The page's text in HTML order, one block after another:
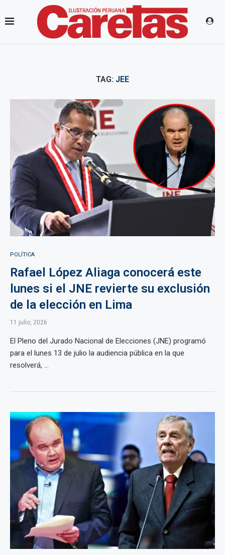
TAG: JEE
POLÍTICA
Rafael López Aliaga conocerá este
lunes si el JNE revierte su exclusión
de la elección en Lima
11 julio, 2026
El Pleno del Jurado Nacional de Elecciones (JNE) programó
para el lunes 13 de julio la audiencia pública en la que
resolverá, ...